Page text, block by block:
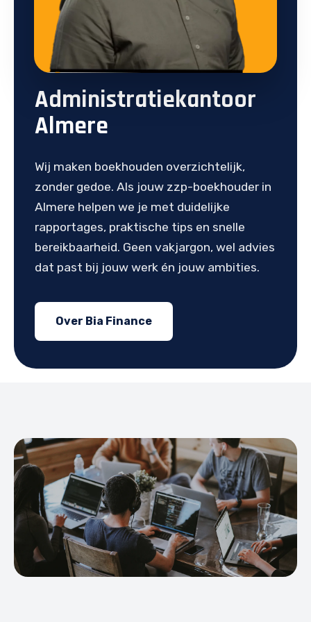
Administratiekantoor
Almere
Wij maken boekhouden overzichtelijk,
zonder gedoe. Als jouw zzp-boekhouder in
Almere helpen we je met duidelijke
rapportages, praktische tips en snelle
bereikbaarheid. Geen vakjargon, wel advies
dat past bij jouw werk én jouw ambities.
Over Bia Finance